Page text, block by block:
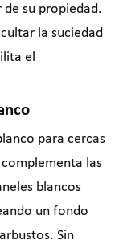
su propiedad.
la suciedad
el
para cercas
las
blancos
un fondo
Sin